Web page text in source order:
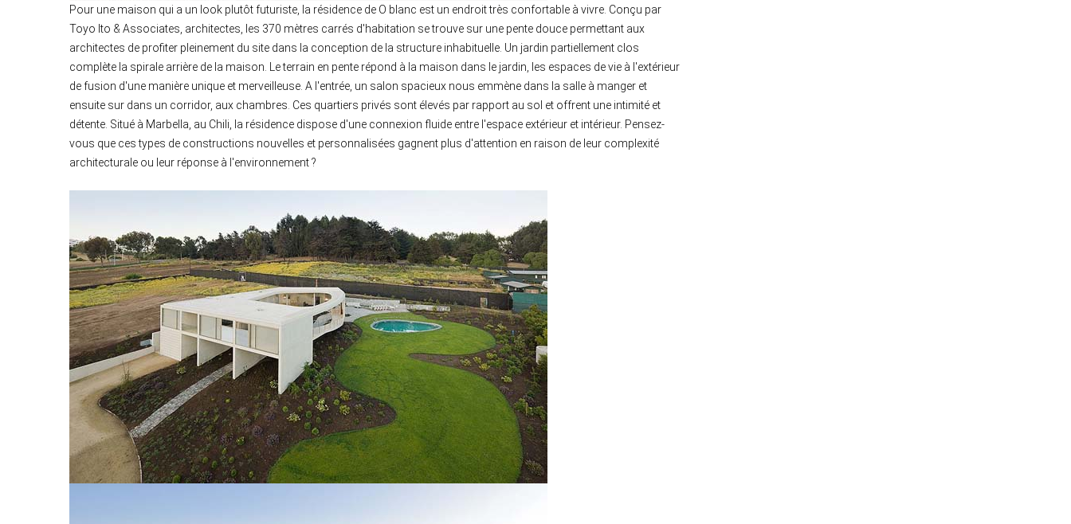
Pour une maison qui a un look plutôt futuriste, la résidence de O blanc est un endroit très confortable à vivre. Conçu par
Toyo Ito & Associates, architectes, les 370 mètres carrés d'habitation se trouve sur une pente douce permettant aux
architectes de profiter pleinement du site dans la conception de la structure inhabituelle. Un jardin partiellement clos
complète la spirale arrière de la maison. Le terrain en pente répond à la maison dans le jardin, les espaces de vie à l'extérieur
de fusion d'une manière unique et merveilleuse. A l'entrée, un salon spacieux nous emmène dans la salle à manger et
ensuite sur dans un corridor, aux chambres. Ces quartiers privés sont élevés par rapport au sol et offrent une intimité et
détente. Situé à Marbella, au Chili, la résidence dispose d'une connexion fluide entre l'espace extérieur et intérieur. Pensez-
vous que ces types de constructions nouvelles et personnalisées gagnent plus d'attention en raison de leur complexité
architecturale ou leur réponse à l'environnement ?